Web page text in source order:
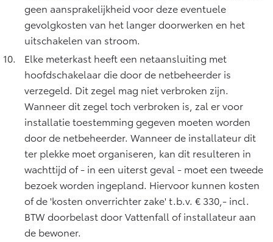
geen aansprakelijkheid voor deze eventuele
gevolgkosten van het langer doorwerken en het
uitschakelen van stroom.
Elke meterkast heeft een netaansluiting met
hoofdschakelaar die door de netbeheerder is
verzegeld. Dit zegel mag niet verbroken zijn.
Wanneer dit zegel toch verbroken is, zal er voor
installatie toestemming gegeven moeten worden
door de netbeheerder. Wanneer de installateur dit
ter plekke moet organiseren, kan dit resulteren in
wachttijd of - in een uiterst geval - moet een tweede
bezoek worden ingepland. Hiervoor kunnen kosten
of de 'kosten onverrichter zake' t.b.v. € 330,- incl.
BTW doorbelast door Vattenfall of installateur aan
de bewoner.